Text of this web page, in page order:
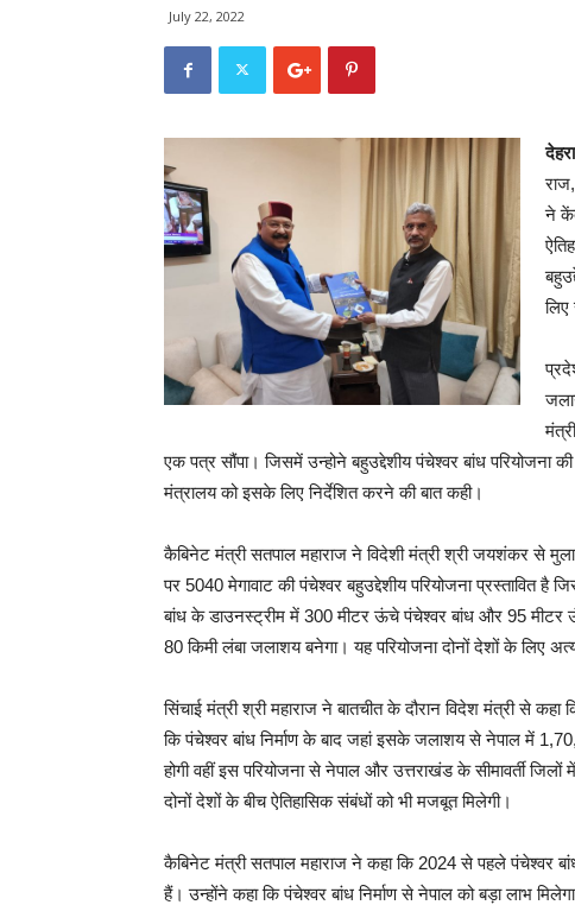
July 22, 2022
ने
लिए
एक पत्र सौंपा। जिसमें उन्होने बहुउद्देशीय पंचेश्वर बांध
मंत्रालय को इसके लिए निर्देशित करने की बात कही।
कैबिनेट मंत्री सतपाल महाराज ने विदेशी मंत्री श्री जयशंकर से
पर 5040 मेगावाट की पंचेश्वर बहुउद्देशीय परियोजना प्रस्तावित
बांध के डाउनस्ट्रीम में 300 मीटर ऊंचे पंचेश्वर बांध और 95 मीटर
80 किमी लंबा जलाशय बनेगा। यह परियोजना दोनों देशों के लिए
सिंचाई मंत्री श्री महाराज ने बातचीत के दौरान विदेश मंत्री से
कि पंचेश्वर बांध निर्माण के बाद जहां इसके जलाशय से नेपाल में
होगी वहीं इस परियोजना से नेपाल और उत्तराखंड के सीमावर्ती
दोनों देशों के बीच ऐतिहासिक संबंधों को भी मजबूत मिलेगी।
कैबिनेट मंत्री सतपाल महाराज ने कहा कि 2024 से पहले पंचेश्वर
हैं। उन्होंने कहा कि पंचेश्वर बांध निर्माण से नेपाल को बड़ा लाभ